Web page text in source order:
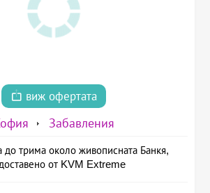
виж офертата
Забавления
до трима около живописната Банкя,
от KVM Extreme